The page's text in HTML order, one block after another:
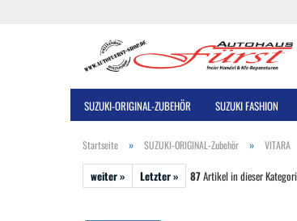
SUZUKI-ORIGINAL-ZUBEHÖR SUZUKI FASHION
Startseite » SUZUKI-ORIGINAL-Zubehör » VITARA
weiter » Letzter » 87Artikel in dieser